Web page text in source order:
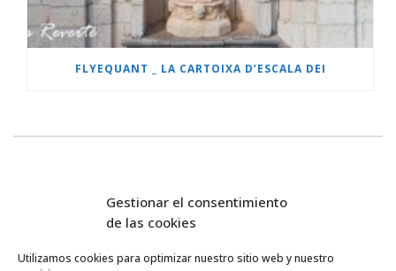
Gestionar el consentimiento
de las cookies
Utilizamos cookies para optimizar nuestro sitio web y nuestro
FLYEQUANT _ LA CARTOIXA D’ESCALA DEI